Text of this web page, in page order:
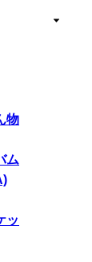
物
ム
ッ